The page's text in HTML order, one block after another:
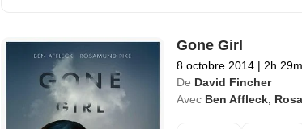
Gone Girl
8 octobre 2014 | 2h
De David Fincher
Avec Ben Affleck,